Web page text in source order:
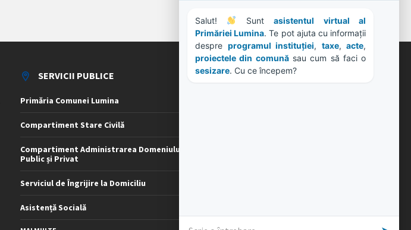
SERVICII PUBLICE
Primăria Comunei Lumina
Compartiment Stare Civilă
Compartiment Administrarea Domeniului
Public și Privat
Serviciul de Îngrijire la Domiciliu
Asistență Socială
ORE DE LUCRU